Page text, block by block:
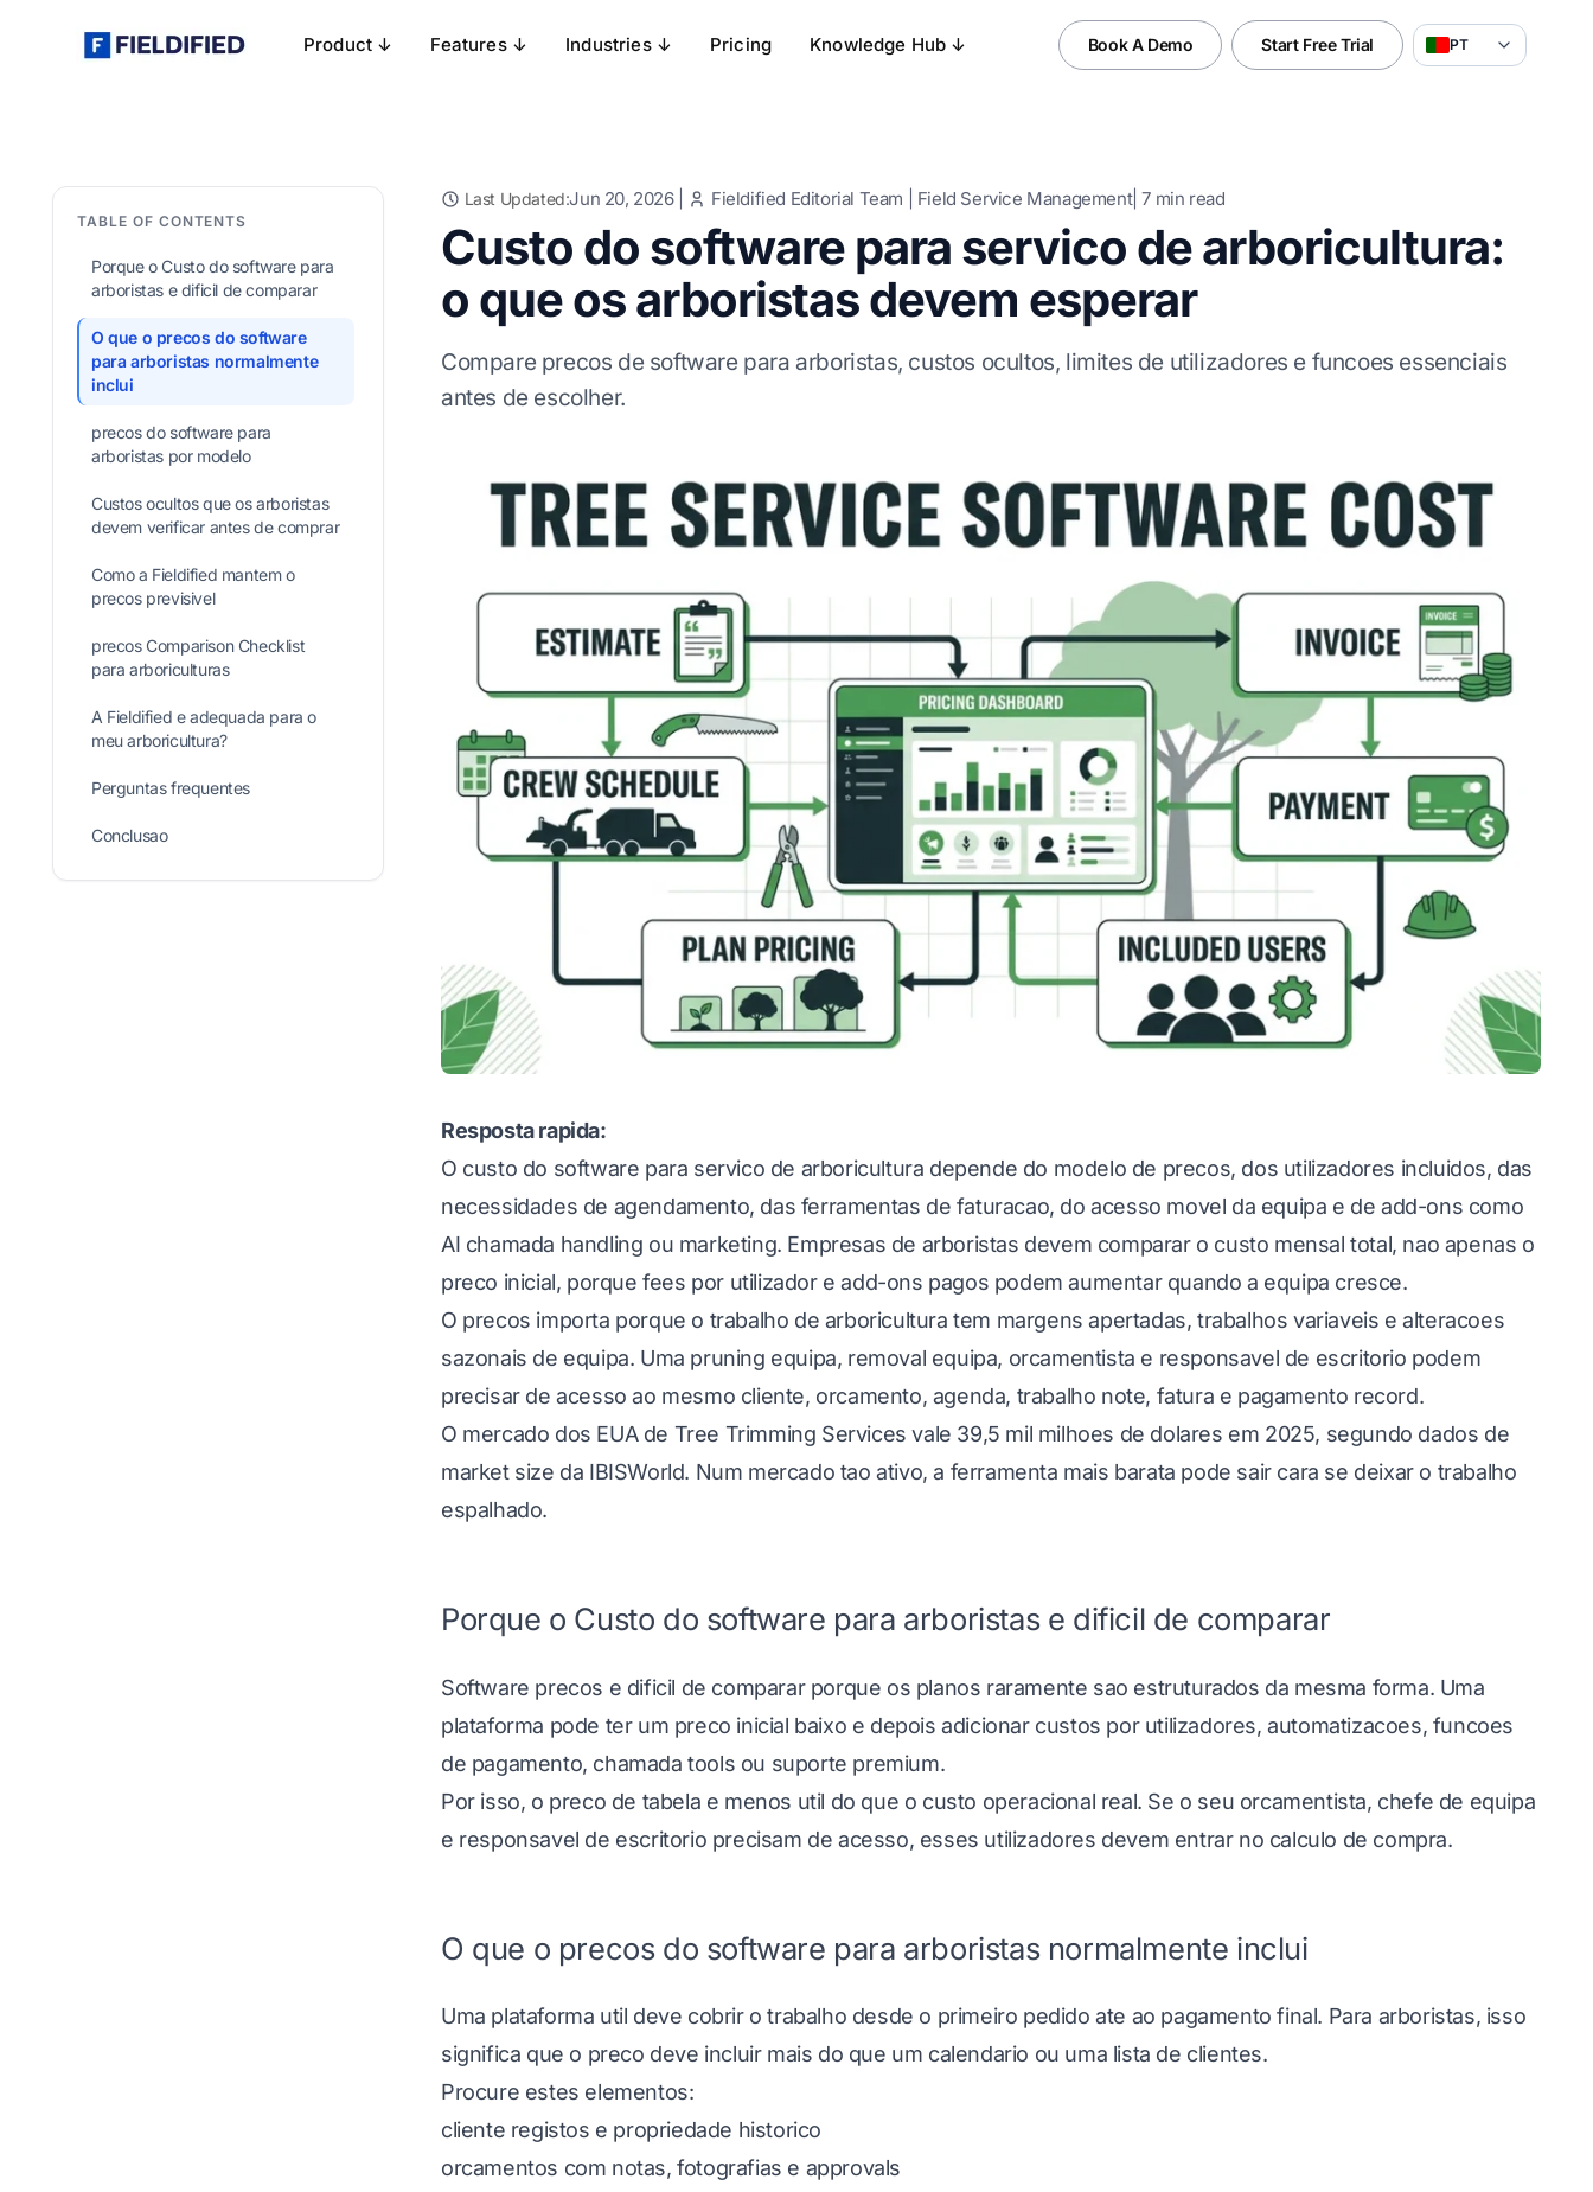
Product ↓ Features ↓ Industries ↓ Pricing Knowledge Hub ↓ Book A Demo Start Free Trial PT
TABLE OF CONTENTS
Porque o Custo do software para
arboristas e dificil de comparar
O que o precos do software
para arboristas normalmente
inclui
precos do software para
arboristas por modelo
Custos ocultos que os arboristas
devem verificar antes de comprar
Como a Fieldified mantem o
precos previsivel
precos Comparison Checklist
para arboriculturas
A Fieldified e adequada para o
meu arboricultura?
Perguntas frequentes
Conclusao
Last Updated:Jun 20, 2026| Fieldified Editorial Team Field Service Management|7 min read
Custo do software para servico de arboricultura:
o que os arboristas devem esperar
Compare precos de software para arboristas, custos ocultos, limites de utilizadores e funcoes essenciais
antes de escolher.
Resposta rapida:
O custo do software para servico de arboricultura depende do modelo de precos, dos utilizadores incluidos, das
necessidades de agendamento, das ferramentas de faturacao, do acesso movel da equipa e de add-ons como
AI chamada handling ou marketing. Empresas de arboristas devem comparar o custo mensal total, nao apenas o
preco inicial, porque fees por utilizador e add-ons pagos podem aumentar quando a equipa cresce.
O precos importa porque o trabalho de arboricultura tem margens apertadas, trabalhos variaveis e alteracoes
sazonais de equipa. Uma pruning equipa, removal equipa, orcamentista e responsavel de escritorio podem
precisar de acesso ao mesmo cliente, orcamento, agenda, trabalho note, fatura e pagamento record.
O mercado dos EUA de Tree Trimming Services vale 39,5 mil milhoes de dolares em 2025, segundo dados de
market size da IBISWorld. Num mercado tao ativo, a ferramenta mais barata pode sair cara se deixar o trabalho
espalhado.
Porque o Custo do software para arboristas e dificil de comparar
Software precos e dificil de comparar porque os planos raramente sao estruturados da mesma forma. Uma
plataforma pode ter um preco inicial baixo e depois adicionar custos por utilizadores, automatizacoes, funcoes
de pagamento, chamada tools ou suporte premium.
Por isso, o preco de tabela e menos util do que o custo operacional real. Se o seu orcamentista, chefe de equipa
e responsavel de escritorio precisam de acesso, esses utilizadores devem entrar no calculo de compra.
O que o precos do software para arboristas normalmente inclui
Uma plataforma util deve cobrir o trabalho desde o primeiro pedido ate ao pagamento final. Para arboristas, isso
significa que o preco deve incluir mais do que um calendario ou uma lista de clientes.
Procure estes elementos:
cliente registos e propriedade historico
orcamentos com notas, fotografias e approvals